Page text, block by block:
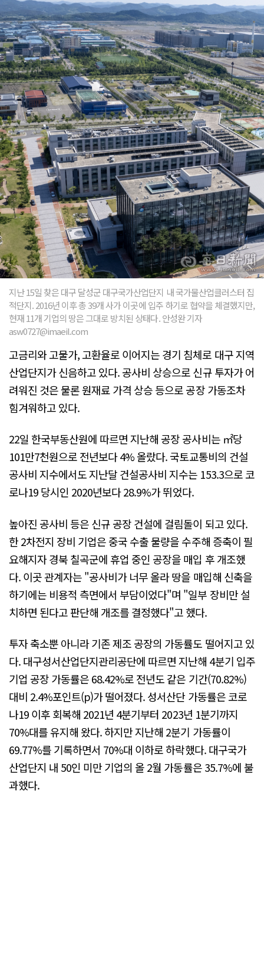
지난 15일 찾은 대구 달성군 대구국가산업단지 내 국가물산업클러스터 집
적단지. 2016년 이후 총 39개 사가 이곳에 입주 하기로 협약을 체결했지만,
현재 11개 기업의 땅은 그대로 방치된 상태다. 안성완 기자
asw0727@imaeil.com
고금리와 고물가, 고환율로 이어지는 경기 침체로 대구 지역
산업단지가 신음하고 있다. 공사비 상승으로 신규 투자가 어
려워진 것은 물론 원재료 가격 상승 등으로 공장 가동조차
힘겨워하고 있다.
22일 한국부동산원에 따르면 지난해 공장 공사비는 ㎡당
101만7천원으로 전년보다 4% 올랐다. 국토교통비의 건설
공사비 지수에서도 지난달 건설공사비 지수는 153.3으로 코
로나19 당시인 2020년보다 28.9%가 뛰었다.
높아진 공사비 등은 신규 공장 건설에 걸림돌이 되고 있다.
한 2차전지 장비 기업은 중국 수출 물량을 수주해 증축이 필
요해지자 경북 칠곡군에 휴업 중인 공장을 매입 후 개조했
다. 이곳 관계자는 "공사비가 너무 올라 땅을 매입해 신축을
하기에는 비용적 측면에서 부담이었다"며 "일부 장비만 설
치하면 된다고 판단해 개조를 결정했다"고 했다.
투자 축소뿐 아니라 기존 제조 공장의 가동률도 떨어지고 있
다. 대구성서산업단지관리공단에 따르면 지난해 4분기 입주
기업 공장 가동률은 68.42%로 전년도 같은 기간(70.82%)
대비 2.4%포인트(p)가 떨어졌다. 성서산단 가동률은 코로
나19 이후 회복해 2021년 4분기부터 2023년 1분기까지
70%대를 유지해 왔다. 하지만 지난해 2분기 가동률이
69.77%를 기록하면서 70%대 이하로 하락했다. 대구국가
산업단지 내 50인 미만 기업의 올 2월 가동률은 35.7%에 불
과했다.